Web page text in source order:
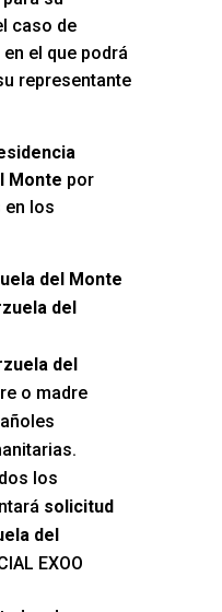
caso de
el que podrá
representante
Monte por
en los
del Monte
del
del
o madre
los
solicitud
del
EXOO